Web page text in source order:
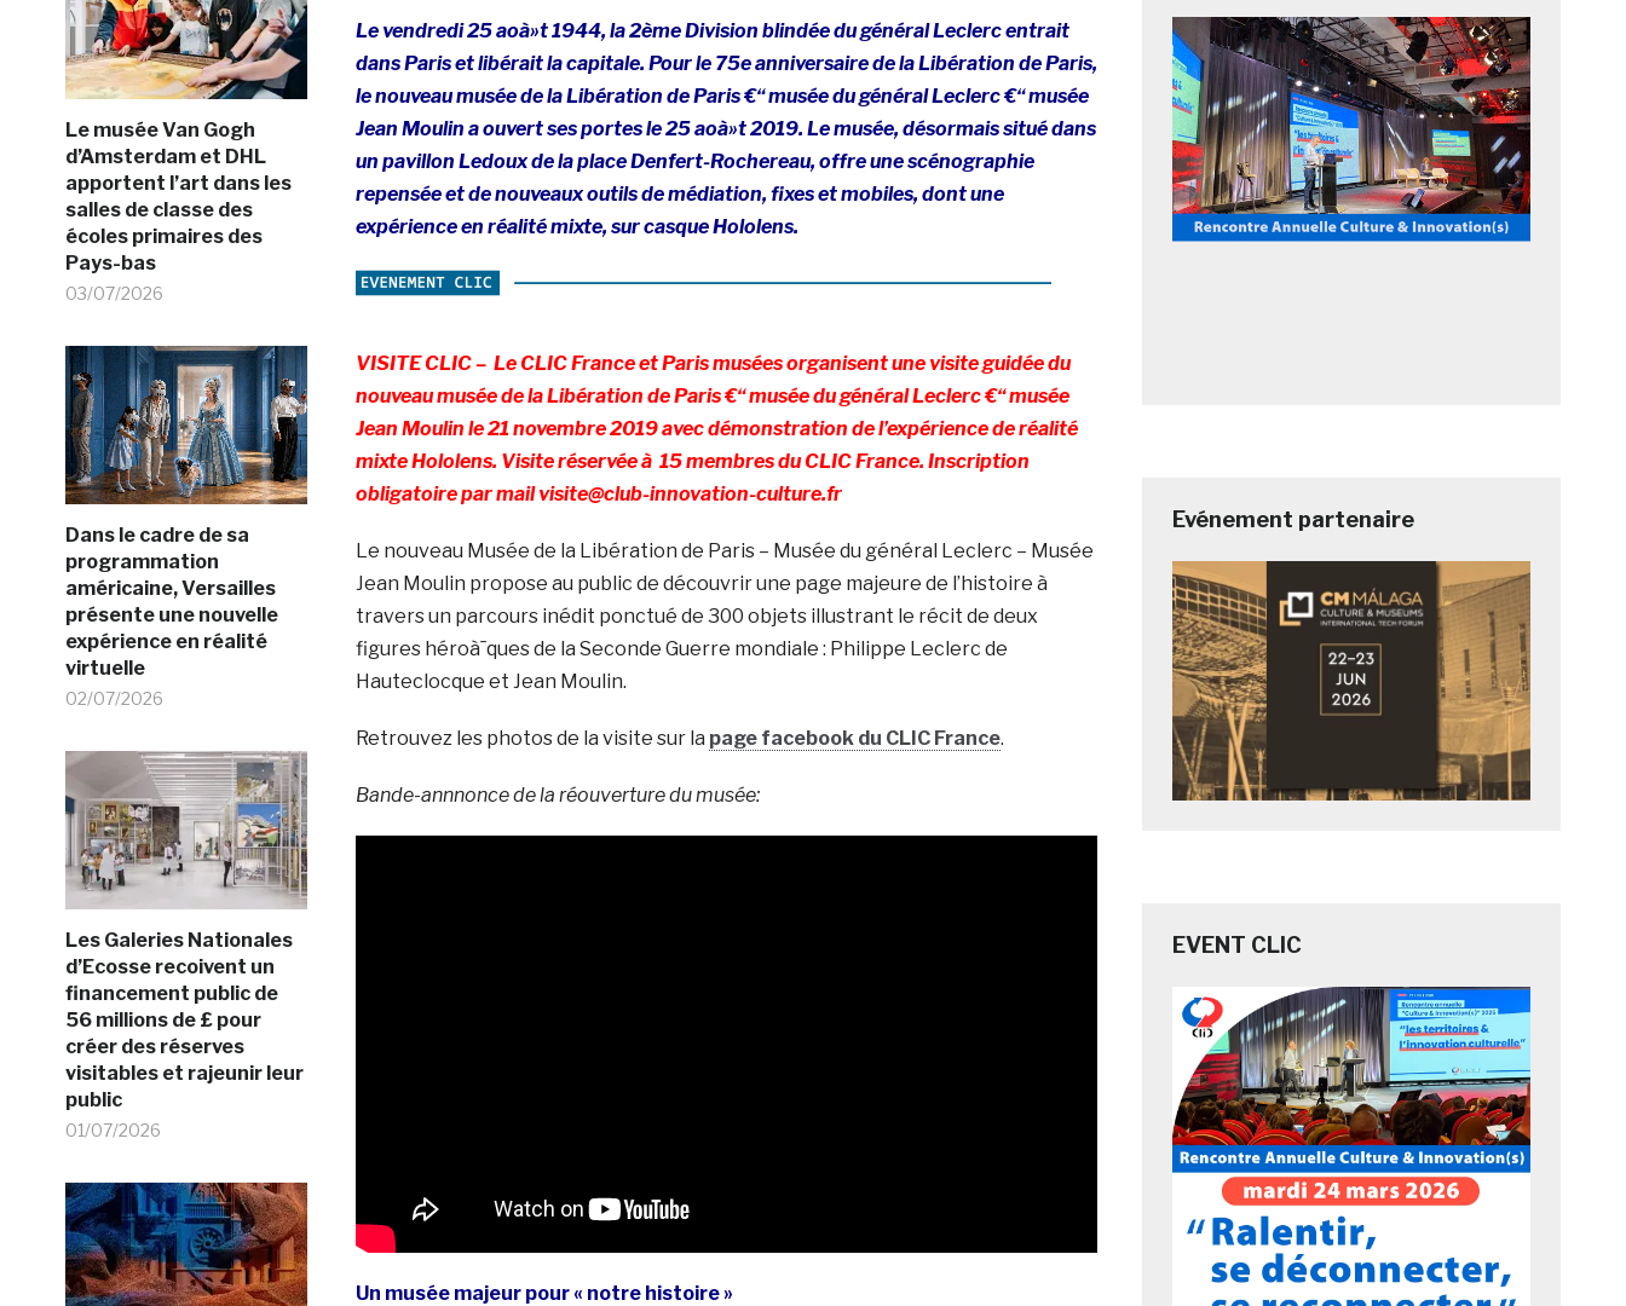
Le musée Van Gogh
d’Amsterdam et DHL
apportent l’art dans les
salles de classe des
écoles primaires des
Pays-bas
03/07/2026
Dans le cadre de sa
programmation
américaine, Versailles
présente une nouvelle
expérience en réalité
virtuelle
02/07/2026
Les Galeries Nationales
d’Ecosse recoivent un
financement public de
56 millions de £ pour
créer des réserves
visitables et rajeunir leur
public
01/07/2026
Le vendredi 25 aoà»t 1944, la 2ème Division blindée du général Leclerc entrait
dans Paris et libérait la capitale. Pour le 75e anniversaire de la Libération de Paris,
le nouveau musée de la Libération de Paris €“ musée du général Leclerc €“ musée
Jean Moulin a ouvert ses portes le 25 aoà»t 2019. Le musée, désormais situé dans
un pavillon Ledoux de la place Denfert-Rochereau, offre une scénographie
repensée et de nouveaux outils de médiation, fixes et mobiles, dont une
expérience en réalité mixte, sur casque Hololens.
VISITE CLIC – Le CLIC France et Paris musées organisent une visite guidée du
nouveau musée de la Libération de Paris €“ musée du général Leclerc €“ musée
Jean Moulin le 21 novembre 2019 avec démonstration de l’expérience de réalité
mixte Hololens. Visite réservée à 15 membres du CLIC France. Inscription
obligatoire par mail visite@club-innovation-culture.fr
Le nouveau Musée de la Libération de Paris – Musée du général Leclerc – Musée
Jean Moulin propose au public de découvrir une page majeure de l’histoire à
travers un parcours inédit ponctué de 300 objets illustrant le récit de deux
figures héroà¯ques de la Seconde Guerre mondiale : Philippe Leclerc de
Hauteclocque et Jean Moulin.
Retrouvez les photos de la visite sur la page facebook du CLIC France.
Bande-annnonce de la réouverture du musée:
Un musée majeur pour « notre histoire »
Evénement partenaire
EVENT CLIC